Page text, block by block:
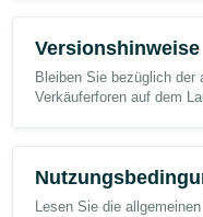
Versionshinweise
Bleiben Sie bezüglich der
Verkäuferforen auf dem
Lesen Sie die